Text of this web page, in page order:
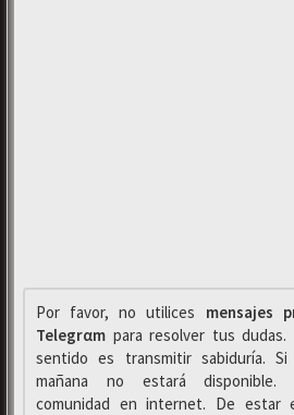
Por favor, no utilices mensajes
Telegrαm para resolver tus dudas.
sentido es transmitir sabiduría.
mañana no estará disponible.
comunidad en internet. De estar